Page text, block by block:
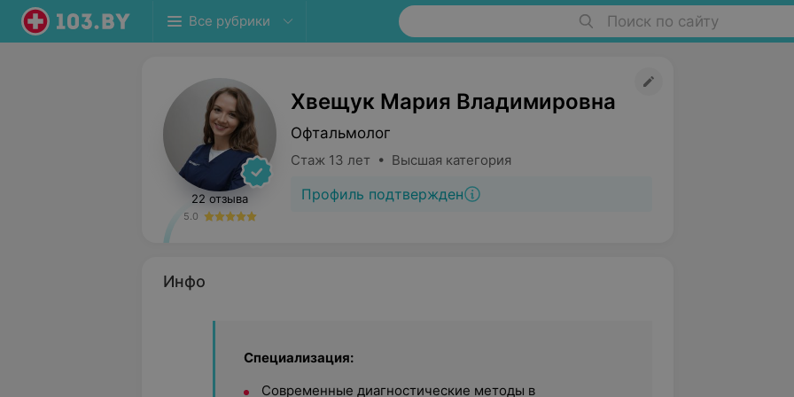
Все рубрики Поиск по сайту
22 отзыва
5.0
Хвещук Мария Владимировна
Офтальмолог
Стаж 13 лет • Высшая категория
Профиль подтвержден
Инфо
Специализация:
Современные диагностические методы в